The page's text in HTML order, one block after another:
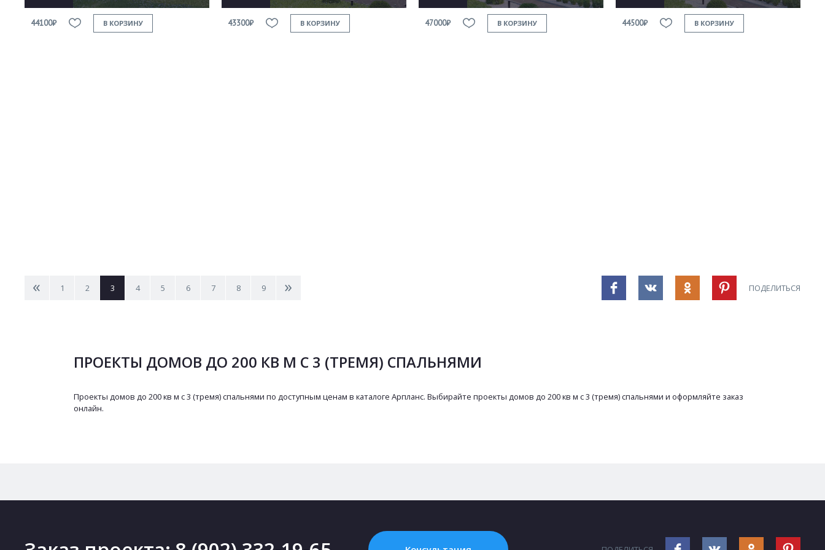
44100₽ В КОРЗИНУ 43300₽ В КОРЗИНУ 47000₽ В КОРЗИНУ 44500₽ В КОРЗИНУ
< 1 2 3 4 5 6 7 8 9 > ПОДЕЛИТЬСЯ
ПРОЕКТЫ ДОМОВ ДО 200 КВ М С 3 (ТРЕМЯ) СПАЛЬНЯМИ
Проекты домов до 200 кв м с 3 (тремя) спальнями по доступным ценам в каталоге Арпланс. Выбирайте проекты домов до 200 кв м с 3 (тремя) спальнями и оформляйте заказ
онлайн.